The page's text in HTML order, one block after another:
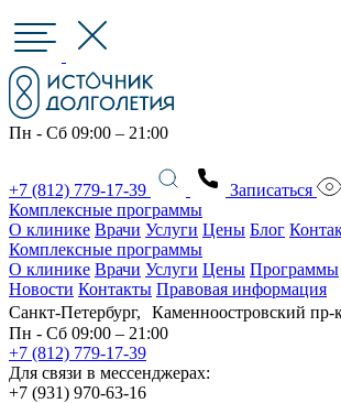
Пн - Сб 09:00 – 21:00
+7 (812) 779-17-39
Записаться
Комплексные программы
О клинике Врачи Услуги Цены Блог
Комплексные программы
О клинике Врачи Услуги Цены Программы
Новости Контакты Правовая информация
Санкт-Петербург, Каменноостровский пр-
Пн - Сб 09:00 – 21:00
+7 (812) 779-17-39
Для связи в мессенджерах:
+7 (931) 970-63-16